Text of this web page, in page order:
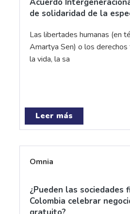
de solidaridad de la
Las libertades humanas (en
Amartya Sen) o los
la vida, la sa
Leer más
Omnia
¿Pueden las sociedades
Colombia celebrar